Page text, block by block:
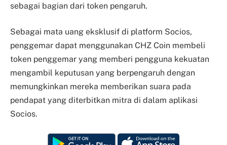
sebagai bagian dari token pengaruh.
Sebagai mata uang eksklusif di platform Socios,
penggemar dapat menggunakan CHZ Coin membeli
token penggemar yang memberi pengguna kekuatan
mengambil keputusan yang berpengaruh dengan
memungkinkan mereka memberikan suara pada
pendapat yang diterbitkan mitra di dalam aplikasi
Socios.